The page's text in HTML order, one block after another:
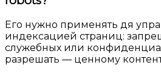
Его нужно применять дя
индексацией страниц:
служебных или
разрешать — ценному